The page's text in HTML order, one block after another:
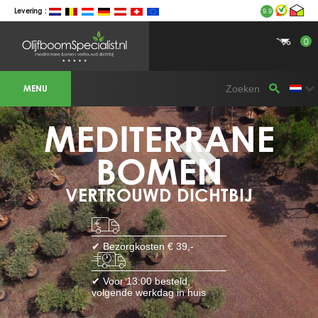
Levering : 9.9
BOTANICALGROUP WERKGEBIEDEN &
WEBSITES
OLIJFBOOMSPECIALIST.NL
OLIJFBOOMSPECIALIST.BE
LESPECIALISTEDESOLIVIERS.FR
OLIVENBAUM.DE
DRZEWAOLIWNE.PL
OLIVETREESPECIALIST.COM
Bomen
BOMEN.NL
GROENBLIJVENDEBOMEN.NL
GROENBLIJVENDEBOMEN.BE
PALMBOMENSPECIALIST.NL
IMMERGRUENEBAEUME.DE
Botanicalgroup
BOTANICALGROUP.EU
BOTANICALGROUP.DE
BOTANICALGROUP.BE
0
MENU
MEDITERRANE
BOMEN
VERTROUWD DICHTBIJ
✔ Bezorgkosten € 39,-
✔ Voor 13:00 besteld,
volgende werkdag in huis